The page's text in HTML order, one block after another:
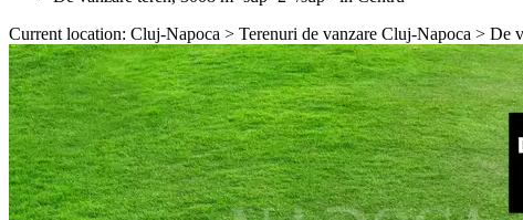
Current location: Cluj-Napoca > Terenuri de vanzare Cluj-Napoca > De